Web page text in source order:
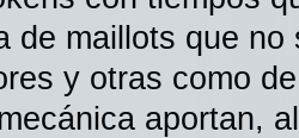
de maillots que
y otras como
aportan,